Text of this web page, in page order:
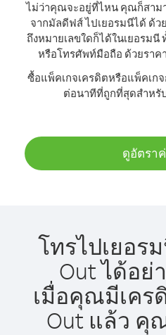
ไม่ว่าคุณจะอยู่ที่ไหน คุณก็สาม
จากมัลดีฟส์ ไปเยอรมนีได้ ด้ว
ถึงหมายเลขใดก็ได้ในเยอรม
หรือโทรศัพท์มือถือ ด้วยราค
ซื้อแพ็คเกจเครดิตหรือแพ็คเก
ต่อนาทีที่ถูกที่สุดสำหรั
ดูอัตรา
โทรไปเยอร
Out ได้อย่
เมื่อคุณมีเคร
Out แล้ว คุ